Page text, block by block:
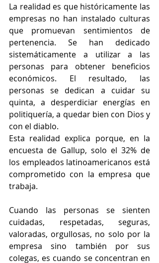
La realidad es que históricamente las
empresas no han instalado culturas
que promuevan sentimientos de
pertenencia. Se han dedicado
sistemáticamente a utilizar a las
personas para obtener beneficios
económicos. El resultado, las
personas se dedican a cuidar su
quinta, a desperdiciar energías en
politiquería, a quedar bien con Dios y
con el diablo.
Esta realidad explica porque, en la
encuesta de Gallup, solo el 32% de
los empleados latinoamericanos está
comprometido con la empresa que
trabaja.
Cuando las personas se sienten
cuidadas, respetadas, seguras,
valoradas, orgullosas, no solo por la
empresa sino también por sus
colegas, es cuando se concentran en